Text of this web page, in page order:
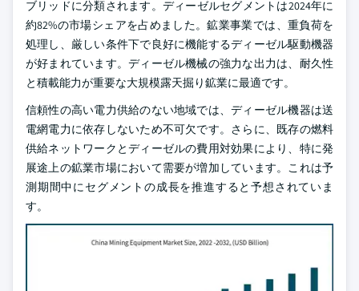
ブリッドに分類されます。ディーゼルセグメントは2024年に
約82%の市場シェアを占めました。鉱業事業では、重負荷を
処理し、厳しい条件下で良好に機能するディーゼル駆動機器
が好まれています。ディーゼル機械の強力な出力は、耐久性
と積載能力が重要な大規模露天掘り鉱業に最適です。
信頼性の高い電力供給のない地域では、ディーゼル機器は送
電網電力に依存しないため不可欠です。さらに、既存の燃料
供給ネットワークとディーゼルの費用対効果により、特に発
展途上の鉱業市場において需要が増加しています。これは予
測期間中にセグメントの成長を推進すると予想されていま
す。